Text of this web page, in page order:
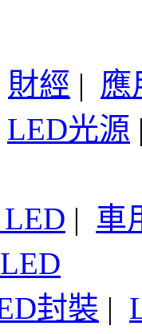
財經 | 應
LED光源
| 車
封裝 |